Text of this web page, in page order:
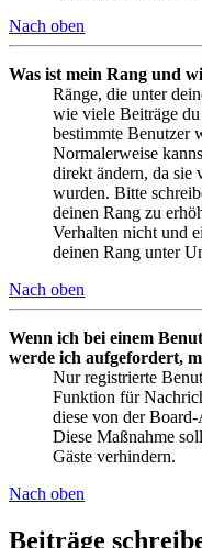
Nach oben
Was ist mein Rang und
Ränge, die unter
wie viele Beiträge
bestimmte Benutzer
Normalerweise
direkt ändern, da sie
wurden. Bitte
deinen Rang zu
Verhalten nicht und
deinen Rang unter
Nach oben
Wenn ich bei einem
werde ich aufgefordert,
Nur registrierte
Funktion für
diese von der
Diese Maßnahme
Gäste verhindern.
Nach oben
Beiträge